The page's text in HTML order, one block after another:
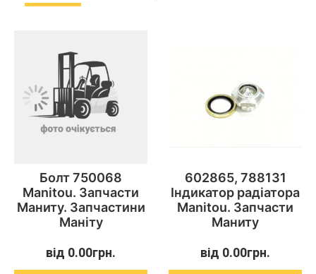
Болт 750068
Manitou. Запчасти
Маниту. Запчастини
Маніту
від 0.00грн.
602865, 788131
Індикатор радіатора
Manitou. Запчасти
Маниту
від 0.00грн.